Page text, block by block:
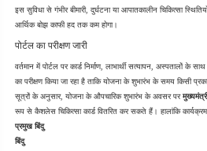
इस सुविधा से गंभीर बीमारी, दुर्घटना या आपातकालीन चिकित्सा
आर्थिक बोझ काफी हद तक कम होगा।
पोर्टल का परीक्षण जारी
वर्तमान में पोर्टल पर कार्ड निर्माण, लाभार्थी सत्यापन, अस्पतालों
का परीक्षण किया जा रहा है ताकि योजना के शुभारंभ के समय किसी
सूत्रों के अनुसार, योजना के औपचारिक शुभारंभ के अवसर पर
रूप से कैशलेस चिकित्सा कार्ड वितरित कर सकते हैं। हालांकि कार्यक्रम
प्रमुख बिंदु
बिंदु